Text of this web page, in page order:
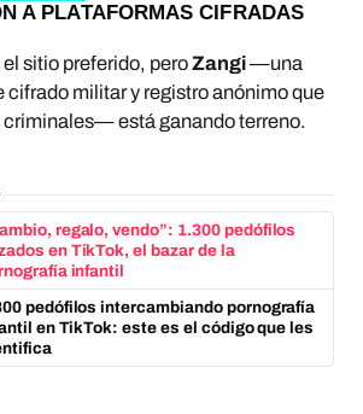
A PLATAFORMAS CIFRADAS
el sitio preferido, peroZangi—una
cifrado militar y registro anónimo que
criminales— está ganando terreno.
regalo, vendo”: 1.300 pedófilos
en TikTok, el bazar de la
infantil
pedófilos intercambiando pornografía
en TikTok: este es el código que les